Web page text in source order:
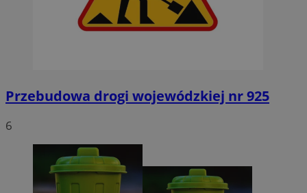
Przebudowa drogi wojewódzkiej nr 925
6